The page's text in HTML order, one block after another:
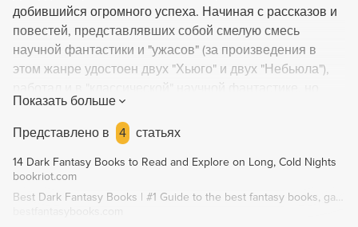
добившийся огромного успеха. Начиная с рассказов и
повестей, представлявших собой смелую смесь
научной фантастики и "ужасов" (за произведения в
этом жанре удостоен двух "Хьюго" и двух "Небьюла"),
впоследствии стал подлинным мастером фэнтези,
которого критики ставят наравне с Д.Р.Р.Толкином и
Р.Джорданом. Перед вами - знаменитая эпопея "Песнь
льда и огня". Эпическая, чеканная сага о мире Семи
Королевств. О мире суровых земель вечного холода и
радостных земель вечного лета. О мире опасных
Показать больше
Представлено в
4 статьях
14 Dark Fantasy Books to Read and Explore on Long, Cold Nights
bookriot.com
Best Dark Fantasy Books | #1 Guide to the best fantasy books, games, movies, and more!